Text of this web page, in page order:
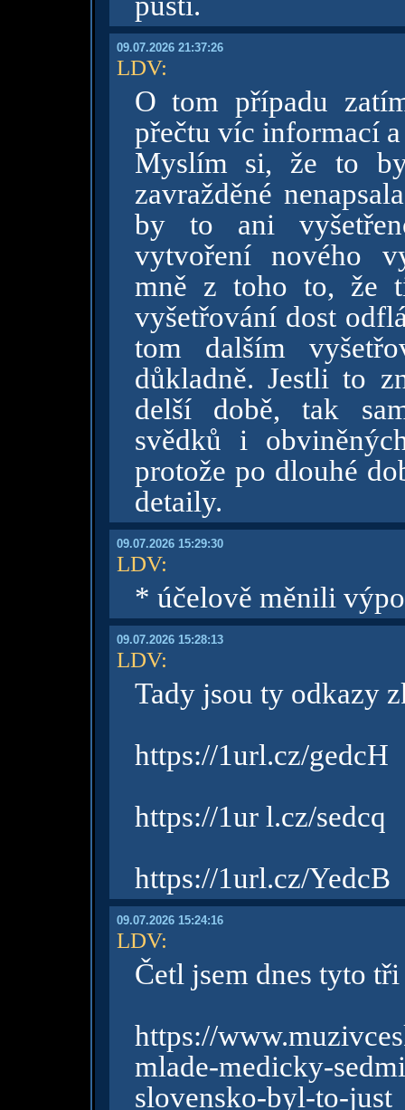
09.07.2026 21:37:26
LDV:
O tom případu
přečtu víc informací
Myslím si, že to
zavražděné
by to ani
vytvoření nového
mně z toho to, že
vyšetřování dost
tom dalším
důkladně. Jestli to
delší době, tak
svědků i
protože po dlouhé
detaily.
09.07.2026 15:29:30
LDV:
* účelově měnili
09.07.2026 15:28:13
LDV:
Tady jsou ty odkazy
https://1url.cz/gedcH
https://1ur l.cz/sedcq
https://1url.cz/YedcB
09.07.2026 15:24:16
LDV:
Četl jsem dnes tyto
https://
mlade-medicky-
slovensko-byl-to-